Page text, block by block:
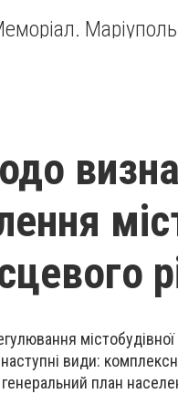
Маріуполь
містобудівної
види:
план